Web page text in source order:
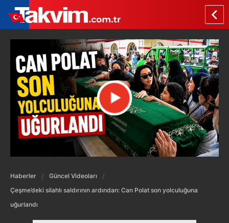
Haberler
Güncel Videoları
Çeşme’deki silahlı saldırının ardından: Can Polat son yolculuğuna
uğurlandı